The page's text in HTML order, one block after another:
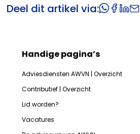
Deel dit artikel via:
Handige pagina’s
Adviesdiensten AWVN | Overzicht
Contributief | Overzicht
Lid worden?
Vacatures